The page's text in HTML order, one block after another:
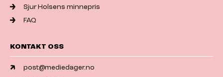
Sjur Holsens minnepris
FAQ
KONTAKT OSS
post@mediedager.no